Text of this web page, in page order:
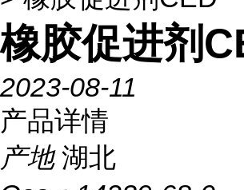
橡胶促进剂
2023-08-11
产品详情
产地 湖北